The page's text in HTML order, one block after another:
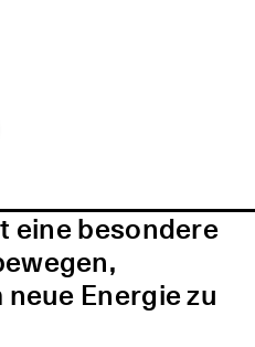
eine besondere
Energie zu